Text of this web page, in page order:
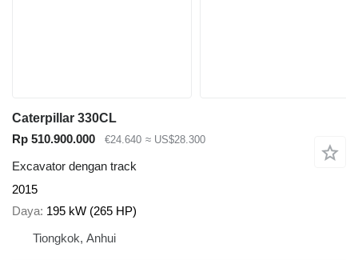
Caterpillar 330CL
Rp 510.900.000
€24.640 ≈ US$28.300
Excavator dengan track
2015
Daya 195 kW (265 HP)
Tiongkok, Anhui